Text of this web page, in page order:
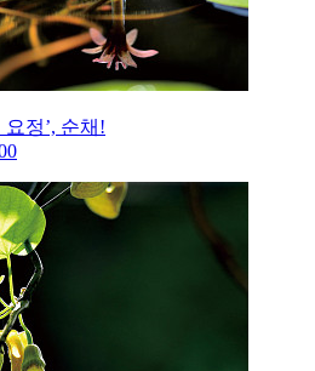
정’, 순채!